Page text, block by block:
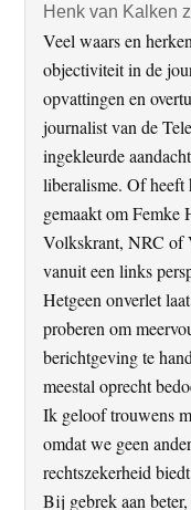
Henk van Kalken
Veel waars en
objectiviteit in de
opvattingen en
journalist van de
ingekleurde
liberalisme. Of heeft
gemaakt om Femke
Volkskrant, NRC of
vanuit een links
Hetgeen onverlet
proberen om
berichtgeving te
meestal oprecht
Ik geloof trouwens
omdat we geen
rechtszekerheid
Bij gebrek aan